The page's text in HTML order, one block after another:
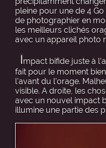
pleine pour une de 4
de photographier en
les meilleurs clichés
avec un appareil photo
Impact bifide juste à
fait pour le moment
l’avant du l’orage.
visible. A droite, les
avec un nouvel impact
illumine une partie des